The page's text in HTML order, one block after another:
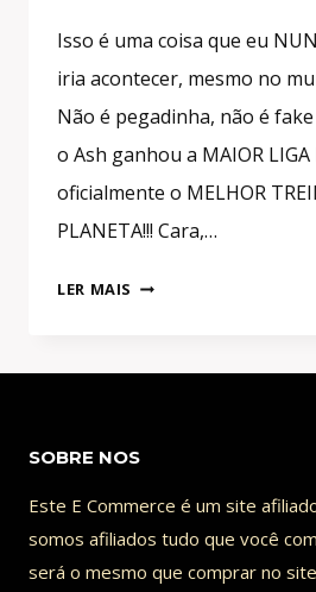
Isso é uma coisa que eu
iria acontecer, mesmo no
Não é pegadinha, não é
o Ash ganhou a MAIOR LIGA
oficialmente o MELHOR
PLANETA!!! Cara,…
LER MAIS BOMBA!
O
POKÉMON
MUNDO!
MESTRE
POKEMON
SOBRE NOS
Este E Commerce é um site
somos afiliados tudo que você
será o mesmo que comprar no